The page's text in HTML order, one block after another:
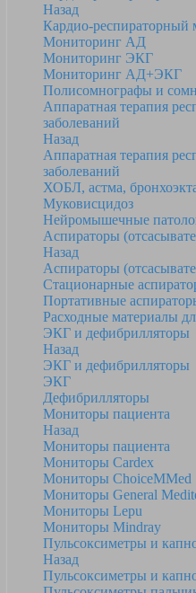
Назад
Кардио-респираторный
Мониторинг АД
Мониторинг ЭКГ
Мониторинг АД+ЭКГ
Полисомнографы и
Аппаратная терапия
заболеваний
Назад
Аппаратная терапия
заболеваний
ХОБЛ, астма,
Муковисцидоз
Нейромышечные
Аспираторы
Назад
Аспираторы
Стационарные
Портативные
Расходные материалы
ЭКГ и дефибрилляторы
Назад
ЭКГ и дефибрилляторы
ЭКГ
Дефибрилляторы
Мониторы пациента
Назад
Мониторы пациента
Мониторы Cardex
Мониторы ChoiceMMed
Мониторы General
Мониторы Lepu
Мониторы Mindray
Пульсоксиметры и
Назад
Пульсоксиметры и